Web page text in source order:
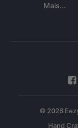
Mais...
© 2026